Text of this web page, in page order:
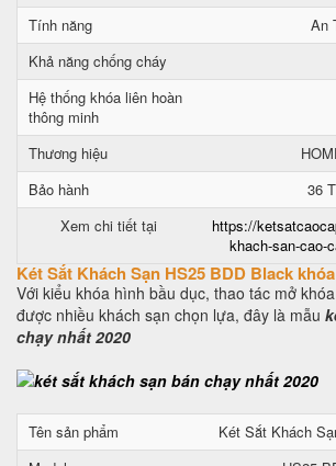
Tính năng
An
Khả năng chống cháy
Hệ thống khóa liên hoàn
thông minh
Thương hiệu
Bảo hành
36
Xem chi tiết tại
https://
khach-san-cao-
Két Sắt Khách Sạn HS25 BDD Black
Với kiểu khóa hình bầu dục, thao tác mở
được nhiều khách sạn chọn lựa, đây là mẫu
chạy nhất 2020
Tên sản phẩm
Két Sắt Khách